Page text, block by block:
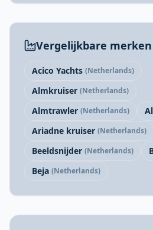
Vergelijkbare merken
Acico Yachts (Netherlands)
Almkruiser (Netherlands)
Almtrawler (Netherlands)
Ariadne kruiser (Netherlands)
Beeldsnijder (Netherlands)
Beja (Netherlands)